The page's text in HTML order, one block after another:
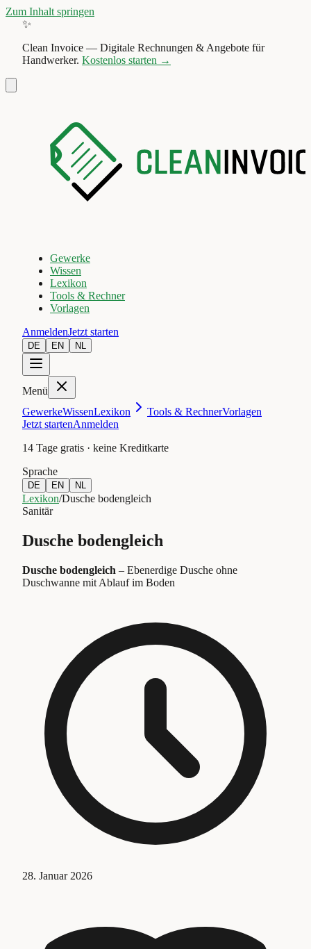
Zum Inhalt springen
✨
Clean Invoice — Digitale Rechnungen & Angebote für
Handwerker. Kostenlos starten →
Gewerke
Wissen
Lexikon
Tools & Rechner
Vorlagen
AnmeldenJetzt starten
DE EN NL
Menü
GewerkeWissenLexikon Tools & RechnerVorlagen
Jetzt startenAnmelden
14 Tage gratis · keine Kreditkarte
Sprache
DE EN NL
Lexikon/Dusche bodengleich
Sanitär
Dusche bodengleich
Dusche bodengleich – Ebenerdige Dusche ohne
Duschwanne mit Ablauf im Boden
28. Januar 2026